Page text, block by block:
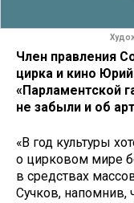
Член правления
цирка и кино
«Парламентской
не забыли и об
«В год культуры
о цирковом мире
в средствах
Сучков, напомнив,